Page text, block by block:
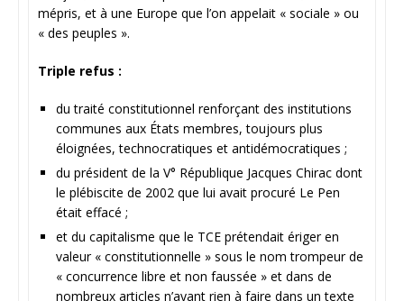
mépris, et à une Europe que l’on appelait « sociale » ou
« des peuples ».
Triple refus :
du traité constitutionnel renforçant des institutions
communes aux États membres, toujours plus
éloignées, technocratiques et antidémocratiques ;
du président de la V° République Jacques Chirac dont
le plébiscite de 2002 que lui avait procuré Le Pen
était effacé ;
et du capitalisme que le TCE prétendait ériger en
valeur « constitutionnelle » sous le nom trompeur de
« concurrence libre et non faussée » et dans de
nombreux articles n’ayant rien à faire dans un texte